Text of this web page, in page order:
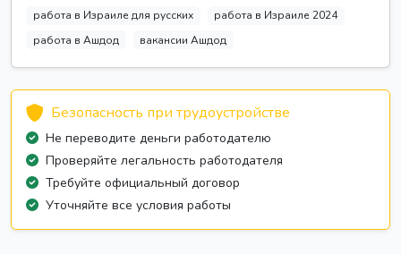
работа в Израиле для русских
работа в Израиле 2024
работа в Ашдод
вакансии Ашдод
Безопасность при трудоустройстве
Не переводите деньги работодателю
Проверяйте легальность работодателя
Требуйте официальный договор
Уточняйте все условия работы